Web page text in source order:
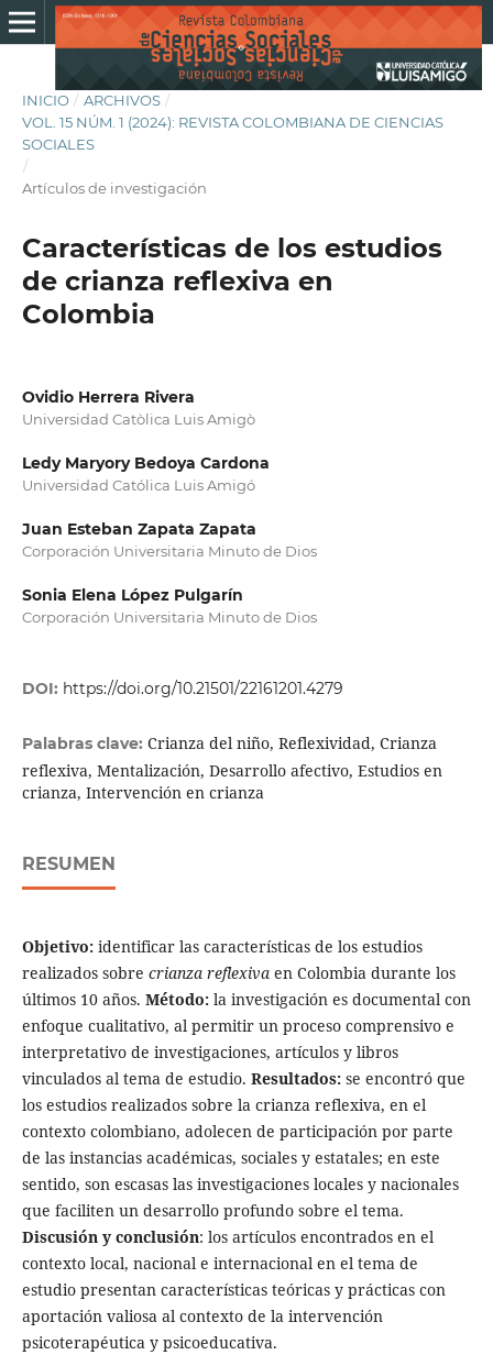
INICIO / ARCHIVOS /
VOL. 15 NÚM. 1 (2024): REVISTA COLOMBIANA DE CIENCIAS
SOCIALES
/
Artículos de investigación
Características de los estudios
de crianza reflexiva en
Colombia
Ovidio Herrera Rivera
Universidad Catòlica Luis Amigò
Ledy Maryory Bedoya Cardona
Universidad Católica Luis Amigó
Juan Esteban Zapata Zapata
Corporación Universitaria Minuto de Dios
Sonia Elena López Pulgarín
Corporación Universitaria Minuto de Dios
DOI: https://doi.org/10.21501/22161201.4279
Palabras clave: Crianza del niño, Reflexividad, Crianza
reflexiva, Mentalización, Desarrollo afectivo, Estudios en
crianza, Intervención en crianza
RESUMEN
Objetivo:identificar las características de los estudios
realizados sobre crianza reflexivaen Colombia durante los
últimos 10 años. Método:la investigación es documental con
enfoque cualitativo, al permitir un proceso comprensivo e
interpretativo de investigaciones, artículos y libros
vinculados al tema de estudio. Resultados:se encontró que
los estudios realizados sobre la crianza reflexiva, en el
contexto colombiano, adolecen de participación por parte
de las instancias académicas, sociales y estatales; en este
sentido, son escasas las investigaciones locales y nacionales
que faciliten un desarrollo profundo sobre el tema.
Discusión y conclusión: los artículos encontrados en el
contexto local, nacional e internacional en el tema de
estudio presentan características teóricas y prácticas con
aportación valiosa al contexto de la intervención
psicoterapéutica y psicoeducativa.